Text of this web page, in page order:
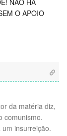
NÃO HÁ
O APOIO
da matéria diz,
comunismo.
insurreição.